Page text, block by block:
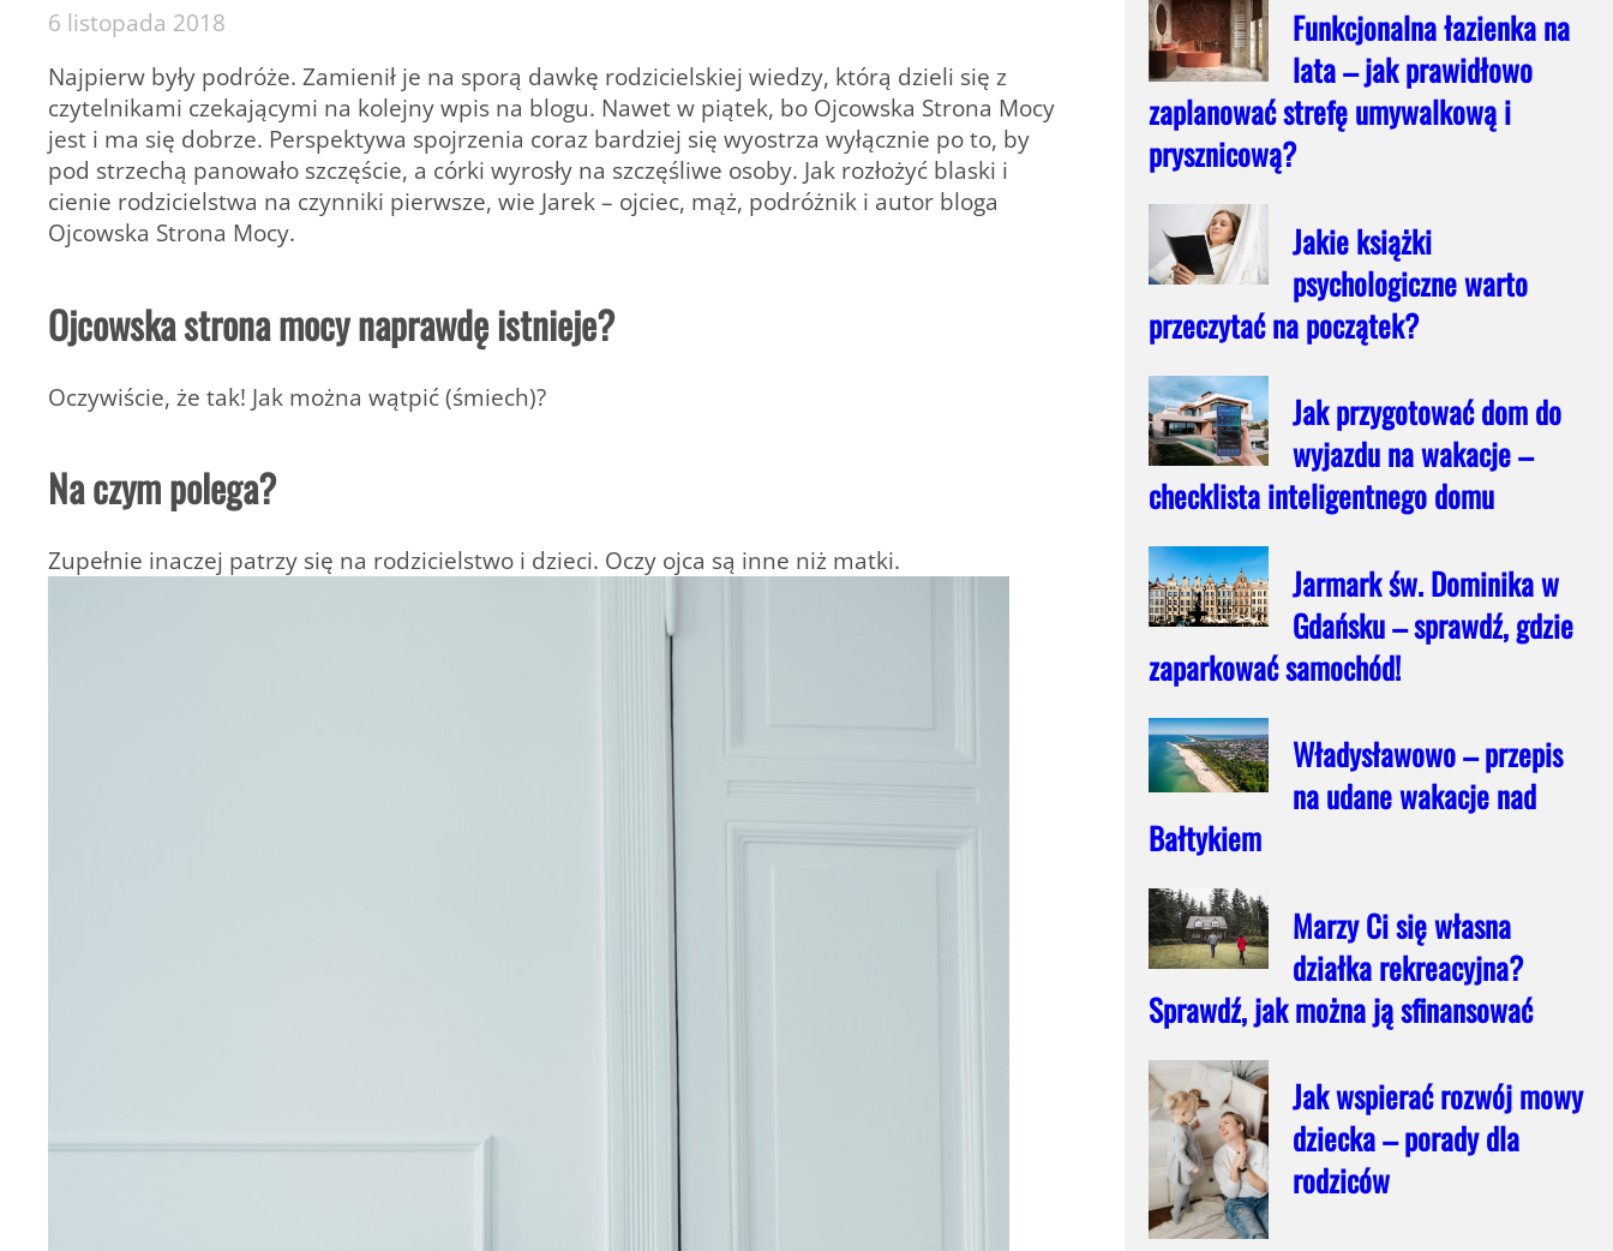
6 listopada 2018
Najpierw były podróże. Zamienił je na sporą dawkę rodzicielskiej wiedzy, którą dzieli się z
czytelnikami czekającymi na kolejny wpis na blogu. Nawet w piątek, bo Ojcowska Strona Mocy
jest i ma się dobrze. Perspektywa spojrzenia coraz bardziej się wyostrza wyłącznie po to, by
pod strzechą panowało szczęście, a córki wyrosły na szczęśliwe osoby. Jak rozłożyć blaski i
cienie rodzicielstwa na czynniki pierwsze, wie Jarek – ojciec, mąż, podróżnik i autor bloga
Ojcowska Strona Mocy.
Ojcowska strona mocy naprawdę istnieje?
Oczywiście, że tak! Jak można wątpić (śmiech)?
Na czym polega?
Zupełnie inaczej patrzy się na rodzicielstwo i dzieci. Oczy ojca są inne niż matki.
Funkcjonalna łazienka na
lata – jak prawidłowo
zaplanować strefę umywalkową i
prysznicową?
Jakie książki
psychologiczne warto
przeczytać na początek?
Jak przygotować dom do
wyjazdu na wakacje –
checklista inteligentnego domu
Jarmark św. Dominika w
Gdańsku – sprawdź, gdzie
zaparkować samochód!
Władysławowo – przepis
na udane wakacje nad
Bałtykiem
Marzy Ci się własna
działka rekreacyjna?
Sprawdź, jak można ją sfinansować
Jak wspierać rozwój mowy
dziecka – porady dla
rodziców